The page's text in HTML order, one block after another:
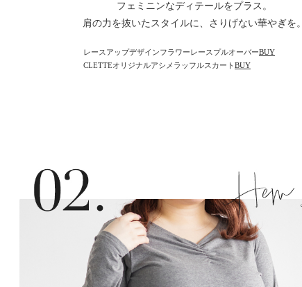
フェミニンなディテールをプラス。
肩の力を抜いたスタイルに、さりげない華やぎを。
レースアップデザインフラワーレースプルオーバーBUY
CLETTEオリジナルアシメラッフルスカートBUY